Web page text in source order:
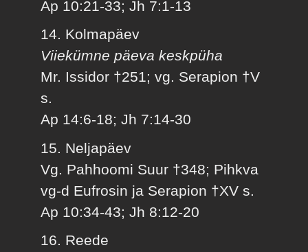
Ap 10:21-33; Jh 7:1-13
14. Kolmapäev
Viiekümne päeva keskpüha
Mr. Issidor †251; vg. Serapion †V
s.
Ap 14:6-18; Jh 7:14-30
15. Neljapäev
Vg. Pahhoomi Suur †348; Pihkva
vg-d Eufrosin ja Serapion †XV s.
Ap 10:34-43; Jh 8:12-20
16. Reede